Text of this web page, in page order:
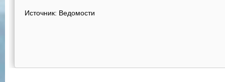
Источник: Ведомости